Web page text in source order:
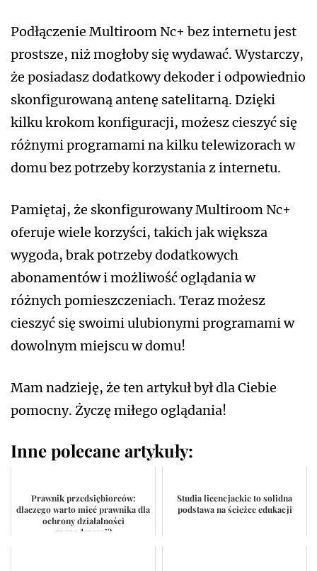
Podłączenie Multiroom Nc+ bez internetu jest
prostsze, niż mogłoby się wydawać. Wystarczy,
że posiadasz dodatkowy dekoder i odpowiednio
skonfigurowaną antenę satelitarną. Dzięki
kilku krokom konfiguracji, możesz cieszyć się
różnymi programami na kilku telewizorach w
domu bez potrzeby korzystania z internetu.
Pamiętaj, że skonfigurowany Multiroom Nc+
oferuje wiele korzyści, takich jak większa
wygoda, brak potrzeby dodatkowych
abonamentów i możliwość oglądania w
różnych pomieszczeniach. Teraz możesz
cieszyć się swoimi ulubionymi programami w
dowolnym miejscu w domu!
Mam nadzieję, że ten artykuł był dla Ciebie
pomocny. Życzę miłego oglądania!
Inne polecane artykuły:
Prawnik przedsiębiorców:
dlaczego warto mieć prawnika dla
ochrony działalności
gospodarczej?
Studia licencjackie to solidna
podstawa na ścieżce edukacji